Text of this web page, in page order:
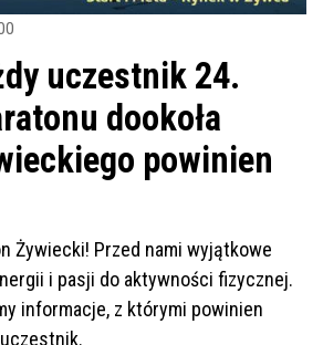
uczestnik 24.
dookoła
powinien
Żywiecki! Przed nami wyjątkowe
i pasji do aktywności fizycznej.
informacje, z którymi powinien